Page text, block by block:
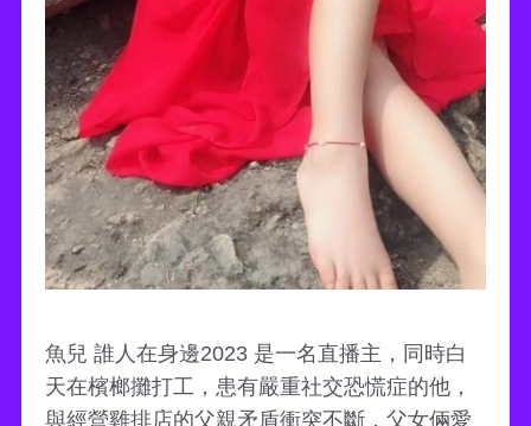
魚兒 誰人在身邊2023 是一名直播主，同時白
天在檳榔攤打工，患有嚴重社交恐慌症的他，
與經營雞排店的父親矛盾衝突不斷，父女倆愛